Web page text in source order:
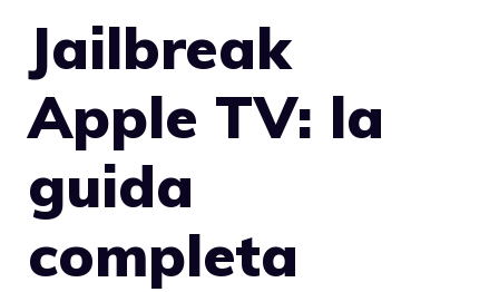
Jailbreak
Apple TV: la
guida
completa